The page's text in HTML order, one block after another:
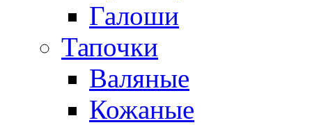
Галоши
Тапочки
Валяные
Кожаные